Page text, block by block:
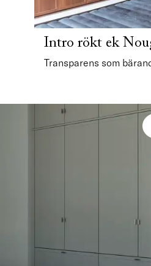
Intro rökt ek
Transparens som